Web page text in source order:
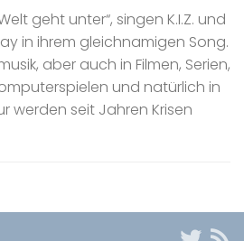
geht unter“, singen K.I.Z. und
in ihrem gleichnamigen Song.
aber auch in Filmen, Serien,
und natürlich in
werden seit Jahren Krisen